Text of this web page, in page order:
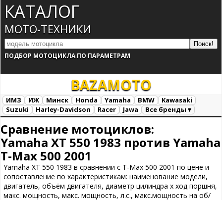
КАТАЛОГ
МОТО-ТЕХНИКИ
ПОДБОР МОТОЦИКЛА ПО ПАРАМЕТРАМ
BAZAMOTO
ИМЗ ИЖ Минск Honda Yamaha BMW
Kawasaki
Suzuki
Harley-Davidson Racer Jawa
Все бренды ▾
Сравнение мотоциклов:
Yamaha XT 550 1983 против Yamaha
T-Max 500 2001
Yamaha XT 550 1983 в сравнении с T-Max 500 2001 по цене и
сопоставление по характеристикам: наименование модели,
двигатель, объём двигателя, диаметр цилиндра х ход поршня,
макс. мощность, макс. мощность, л.с., макс.мощность на об/